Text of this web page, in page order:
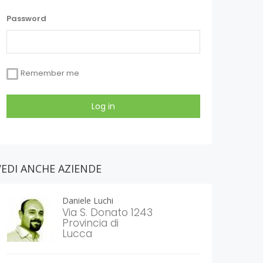
Password
Remember me
ANCHE AZIENDE
Daniele Luchi
Via S. Donato 1243
Provincia di
Lucca